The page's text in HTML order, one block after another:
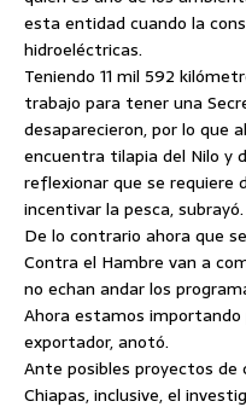
esta entidad cuando la
hidroeléctricas.
Teniendo 11 mil 592
trabajo para tener una
desaparecieron, por lo que
encuentra tilapia del Nilo y
reflexionar que se requiere
incentivar la pesca, subrayó.
De lo contrario ahora que
Contra el Hambre van a
no echan andar los
Ahora estamos
exportador, anotó.
Ante posibles proyectos de
Chiapas, inclusive, el